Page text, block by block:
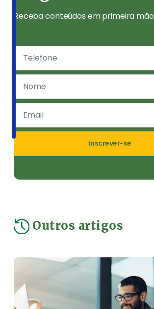
Receba conteúdos em primeira mão
Inscrever-se
Outros artigos